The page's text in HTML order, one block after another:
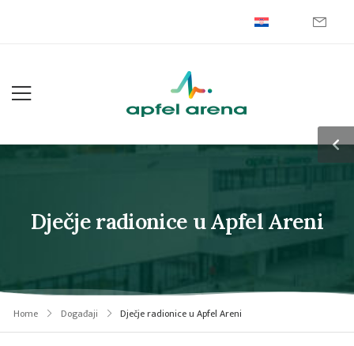
Dječje radionice u Apfel Areni
Home Događaji Dječje radionice u Apfel Areni